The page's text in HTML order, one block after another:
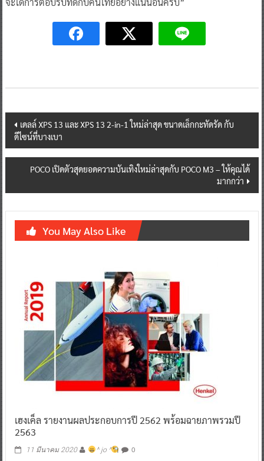
Post
navigation
เดลล์ XPS 13 และ XPS 13 2-in-1 ใหม่ล่าสุด ขนาดเล็กกะทัดรัด กับ
ดีไซน์ที่บางเบา
POCO เปิดตัวสุดยอดความบันเทิงใหม่ล่าสุดกับ POCO M3 – ให้คุณได้
มากกว่า
You May Also Like
เฮงเค็ล รายงานผลประกอบการปี 2562 พร้อมฉายภาพรวมปี
2563
11 มีนาคม 2020 ^ jo ^ 0